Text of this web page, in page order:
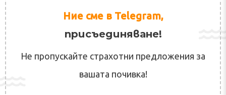
Ние сме в Telegram,
присъединяване!
Не пропускайте страхотни предложения за
вашата почивка!